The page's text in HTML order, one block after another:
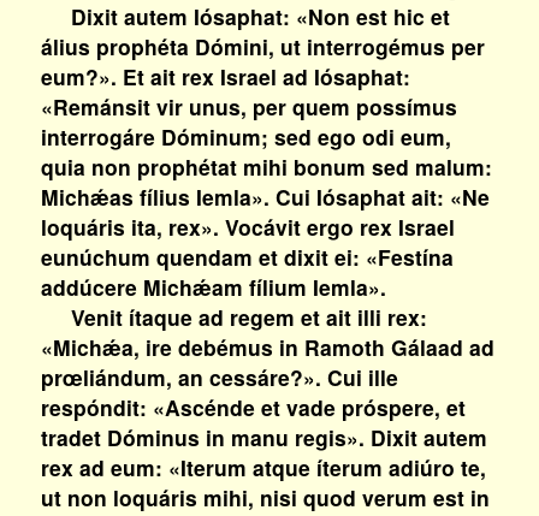
Dixit autem Iósaphat: «Non est hic et
álius prophéta Dómini, ut interrogémus per
eum?». Et ait rex Israel ad Iósaphat:
«Remánsit vir unus, per quem possímus
interrogáre Dóminum; sed ego odi eum,
quia non prophétat mihi bonum sed malum:
Michǽas fílius Iemla». Cui Iósaphat ait: «Ne
loquáris ita, rex». Vocávit ergo rex Israel
eunúchum quendam et dixit ei: «Festína
addúcere Michǽam fílium Iemla».
Venit ítaque ad regem et ait illi rex:
«Michǽa, ire debémus in Ramoth Gálaad ad
prœliándum, an cessáre?». Cui ille
respóndit: «Ascénde et vade próspere, et
tradet Dóminus in manu regis». Dixit autem
rex ad eum: «Iterum atque íterum adiúro te,
ut non loquáris mihi, nisi quod verum est in